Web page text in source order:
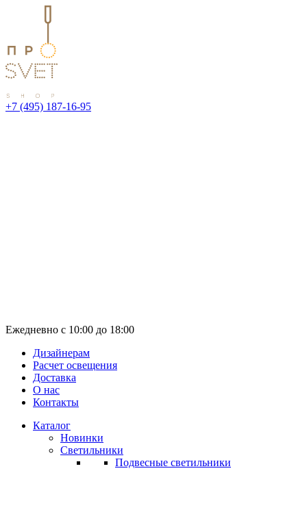
+7 (495) 187-16-95
Ежедневно с 10:00 до 18:00
Дизайнерам
Расчет освещения
Доставка
О нас
Контакты
Каталог
Новинки
Светильники
Подвесные светильники